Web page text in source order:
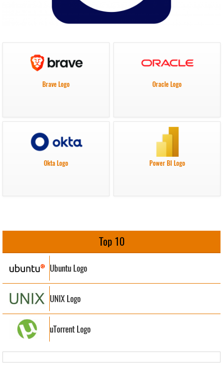
Brave Logo Oracle Logo
Okta Logo Power BI Logo
Top 10
Ubuntu Logo
UNIX Logo
uTorrent Logo